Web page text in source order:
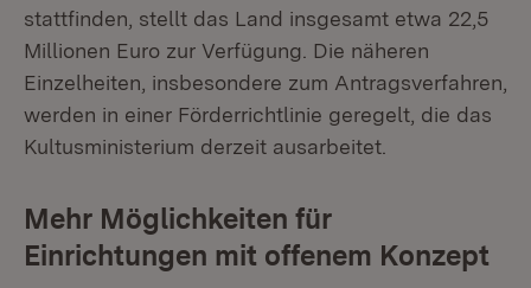
stattfinden, stellt das Land insgesamt etwa 22,5
Millionen Euro zur Verfügung. Die näheren
Einzelheiten, insbesondere zum Antragsverfahren,
werden in einer Förderrichtlinie geregelt, die das
Kultusministerium derzeit ausarbeitet.
Mehr Möglichkeiten für
Einrichtungen mit offenem Konzept